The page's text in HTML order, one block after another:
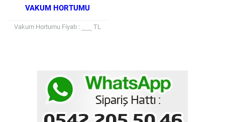
VAKUM HORTUMU
Vakum Hortumu Fiyatı : ___ TL